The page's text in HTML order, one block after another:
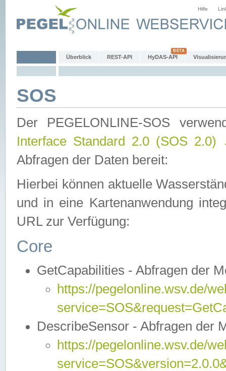
Hilfe
Überblick REST-API HyDAS-API
SOS
Der PEGELONLINE-SOS
Interface Standard 2.0 (SOS 2.0)
Abfragen der Daten bereit:
Hierbei können aktuelle
und in eine Kartenanwendung
URL zur Verfügung:
Core
GetCapabilities - Abfragen der
https://pegelonline.wsv.de/
DescribeSensor - Abfragen der
https://pegelonline.wsv.de/